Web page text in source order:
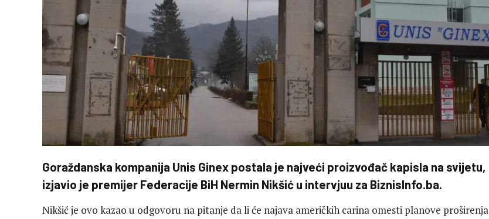
Goraždanska kompanija Unis Ginex postala je najveći proizvođač kapisla na svijetu,
izjavio je premijer Federacije BiH Nermin Nikšić u intervjuu za BiznisInfo.ba.
Nikšić je ovo kazao u odgovoru na pitanje da li će najava američkih carina omesti planove proširenja